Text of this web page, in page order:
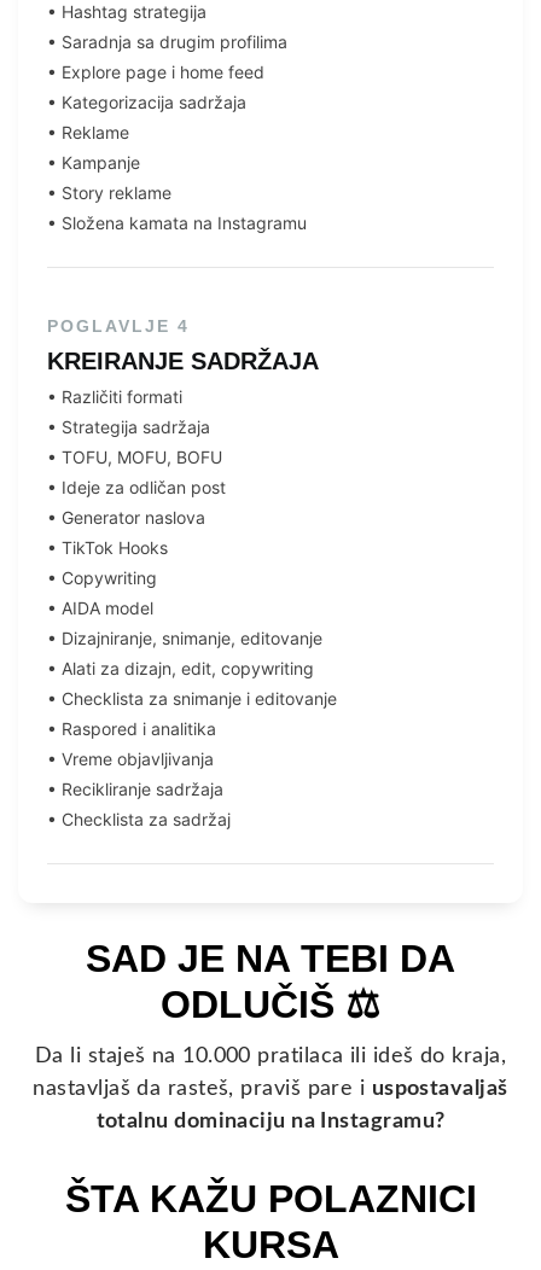
•⁠ ⁠Hashtag strategija
•⁠ ⁠Saradnja sa drugim profilima
•⁠ ⁠Explore page i home feed
•⁠ ⁠Kategorizacija sadržaja
•⁠ ⁠Reklame
•⁠ ⁠Kampanje
•⁠ ⁠Story reklame
•⁠ ⁠Složena kamata na Instagramu
POGLAVLJE 4
KREIRANJE SADRŽAJA
•⁠ ⁠Različiti formati
•⁠ ⁠Strategija sadržaja
•⁠ ⁠TOFU, MOFU, BOFU
•⁠ ⁠Ideje za odličan post
•⁠ ⁠Generator naslova
•⁠ ⁠TikTok Hooks
•⁠ ⁠Copywriting
•⁠ ⁠AIDA model
•⁠ ⁠Dizajniranje, snimanje, editovanje
•⁠ ⁠Alati za dizajn, edit, copywriting
•⁠ ⁠Checklista za snimanje i editovanje
•⁠ ⁠Raspored i analitika
•⁠ ⁠Vreme objavljivanja
•⁠ ⁠Recikliranje sadržaja
•⁠ ⁠Checklista za sadržaj
SAD JE NA TEBI DA
ODLUČIŠ ⚖️
Da li staješ na 10.000 pratilaca ili ideš do kraja,
nastavljaš da rasteš, praviš pare i uspostavaljaš
totalnu dominaciju na Instagramu?
ŠTA KAŽU POLAZNICI
KURSA